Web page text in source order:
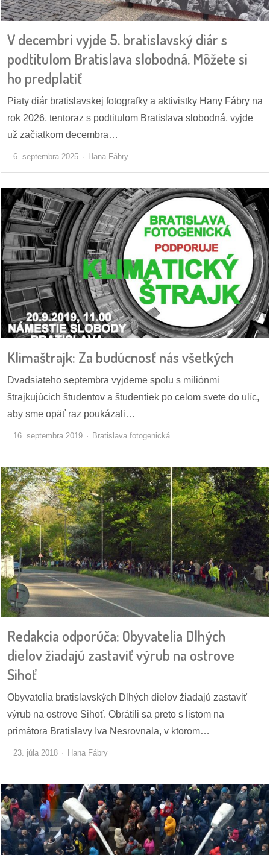
pozvánky
Historický
zákony
mestské
časti
kauzy
stavebné
konania
pripomienkové
konania
dobrá
prax
práca
petície
videá
vychádzky
/
knihy
/
výstavy
o
nás
podpora
podporte
nás
podporili
nás
kontaktujte
nás
reklama
V decembri vyjde 5. bratislavský diár s
podtitulom Bratislava slobodná. Môžete si
ho predplatiť
Piaty diár bratislavskej fotografky a aktivistky Hany Fábry na
rok 2026, tentoraz s podtitulom Bratislava slobodná, vyjde
už začiatkom decembra…
6. septembra 2025 Hana Fábry
Klimaštrajk: Za budúcnosť nás všetkých
Dvadsiateho septembra vyjdeme spolu s miliónmi
štrajkujúcich študentov a študentiek po celom svete do ulíc,
aby sme opäť raz poukázali…
16. septembra 2019 Bratislava fotogenická
Redakcia odporúča: Obyvatelia Dlhých
dielov žiadajú zastaviť výrub na ostrove
Sihoť
Obyvatelia bratislavských Dlhých dielov žiadajú zastaviť
výrub na ostrove Sihoť. Obrátili sa preto s listom na
primátora Bratislavy Iva Nesrovnala, v ktorom…
23. júla 2018 Hana Fábry